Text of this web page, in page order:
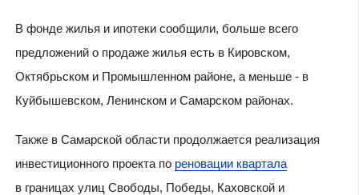
В фонде жилья и ипотеки сообщили, больше всего
предложений о продаже жилья есть в Кировском,
Октябрьском и Промышленном районе, а меньше - в
Куйбышевском, Ленинском и Самарском районах.
Также в Самарской области продолжается реализация
инвестиционного проекта по реновации квартала
в границах улиц Свободы, Победы, Каховской и